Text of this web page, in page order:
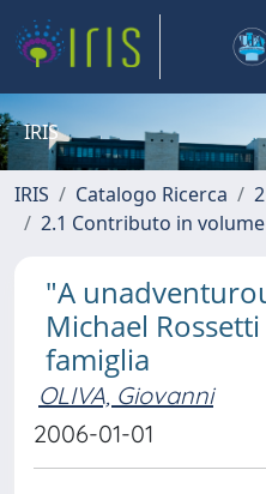
IRIS
IRIS Catalogo Ricerca
2.1 Contributo in
"A
Michael
famiglia
OLIVA, Giovanni
2006-01-01